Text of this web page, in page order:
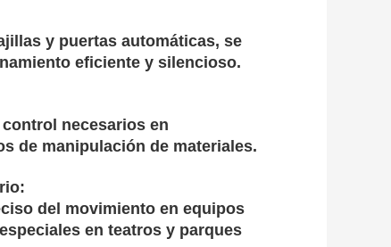
y puertas automáticas, se
eficiente y silencioso.
necesarios en
de manipulación de materiales.
del movimiento en equipos
en teatros y parques